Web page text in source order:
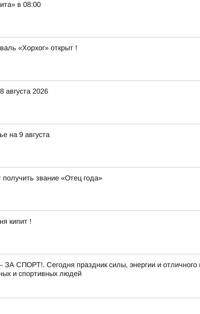
в 08:00
«Хорхог» открыт !
августа 2026
на 9 августа
получить звание «Отец года»
кипит !
Сегодня праздник силы, энергии и отличного
и спортивных людей